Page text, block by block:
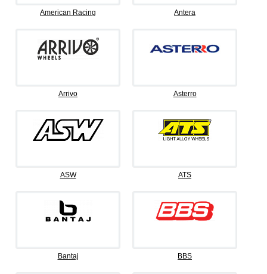
American Racing Antera
Arrivo Asterro
ASW ATS
Bantaj BBS